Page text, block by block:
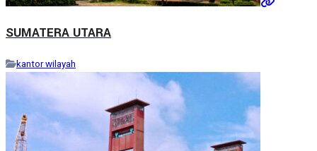
SUMATERA UTARA
kantor wilayah